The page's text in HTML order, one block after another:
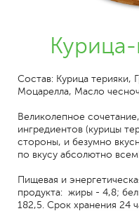
Состав: Курица терияки,
Моцарелла, Масло
Великолепное
ингредиентов (курицы
стороны, и безумно
по вкусу абсолютно
Пищевая и
продукта: жиры - 4,8;
182,5. Срок хранения 24